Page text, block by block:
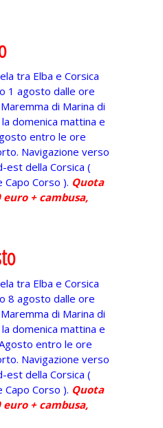
tra Elba e Corsica
1 agosto dalle ore
di Marina di
domenica mattina e
entro le ore
Navigazione verso
est della Corsica (
Capo Corso ). Quota
+ cambusa,
tra Elba e Corsica
8 agosto dalle ore
di Marina di
domenica mattina e
entro le ore
Navigazione verso
est della Corsica (
Capo Corso ). Quota
+ cambusa,